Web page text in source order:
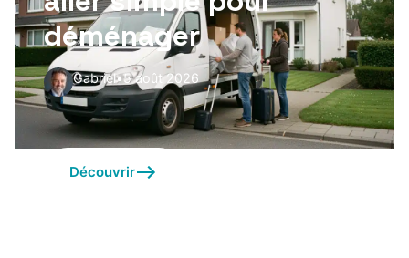
déménager
Gabriel•5 août 2026
Découvrir